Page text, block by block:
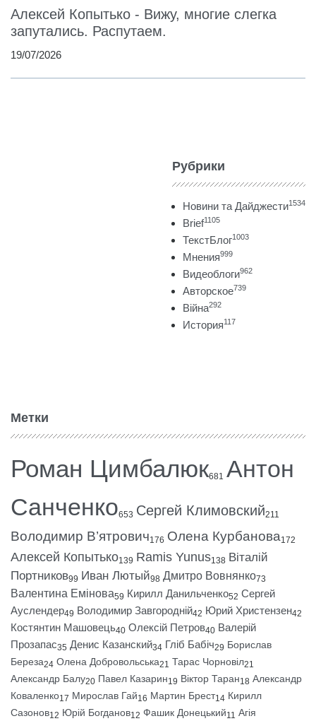
Алексей Копытько - Вижу, многие слегка
запутались. Распутаем.
19/07/2026
Рубрики
Новини та Дайджести1534
Brief1105
ТекстБлог1003
Мнения999
Видеоблоги962
Авторское739
Війна292
История117
Метки
Роман Цимбалюк681 Антон
Санченко653 Сергей Климовский211
Володимир В’ятрович176 Олена Курбанова172
Алексей Копытько139 Ramis Yunus138 Віталій
Портников99 Иван Лютый98 Дмитро Вовнянко73
Валентина Емінова59 Кирилл Данильченко52 Сергей
Ауслендер49 Володимир Завгородній42 Юрий Христензен42
Костянтин Машовець40 Олексій Петров40 Валерій
Прозапас35 Денис Казанский34 Гліб Бабіч29 Борислав
Береза24 Олена Добровольська21 Тарас Чорновіл21
Александр Балу20 Павел Казарин19 Віктор Таран18 Александр
Коваленко17 Мирослав Гай16 Мартин Брест14 Кирилл
Сазонов12 Юрій Богданов12 Фашик Донецький11 Агія